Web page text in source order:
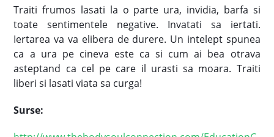
Traiti frumos lasati la o parte ura, invidia, barfa si
toate sentimentele negative. Invatati sa iertati.
Iertarea va va elibera de durere. Un intelept spunea
ca a ura pe cineva este ca si cum ai bea otrava
asteptand ca cel pe care il urasti sa moara. Traiti
liberi si lasati viata sa curga!
Surse: